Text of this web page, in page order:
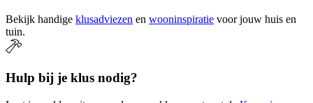
Bekijk handige klusadviezen en wooninspiratie voor jouw huis en
tuin.
Hulp bij je klus nodig?